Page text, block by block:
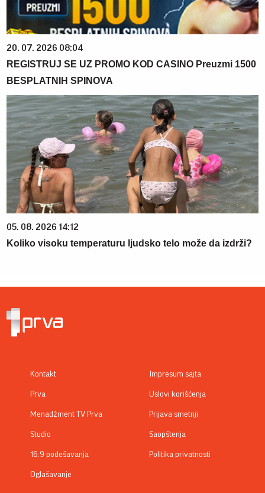
20. 07. 2026 08:04
REGISTRUJ SE UZ PROMO KOD CASINO Preuzmi 1500
BESPLATNIH SPINOVA
05. 08. 2026 14:12
Koliko visoku temperaturu ljudsko telo može da izdrži?
Kontakt
Prva
Menadžment TV Prva
Studio
16:9 podešavanja
Oglašavanje
Impresum sajta
Uslovi korišćenja
Prijava smetnji
Saopštenja
Politika privatnosti